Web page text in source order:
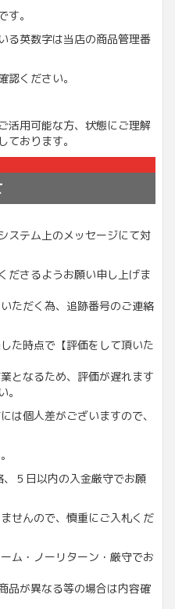
。
る英数字は当店の商品管理番
認ください。
活用可能な方、状態にご理解
ております。
ステム上のメッセージにて対
ださるようお願い申し上げま
ただく為、追跡番号のご連絡
た時点で【評価をして頂いた
となるため、評価が遅れます
は個人差がございますので、
５日以内の入金厳守でお願
せんので、慎重にご入札くだ
ム・ノーリターン・厳守でお
が異なる等の場合は内容確